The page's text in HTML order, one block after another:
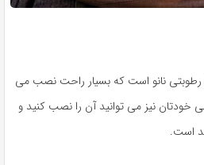
رطوبتی نانو است که بسیار راحت نصب می
نیز می توانید آن را نصب کنید و
است.